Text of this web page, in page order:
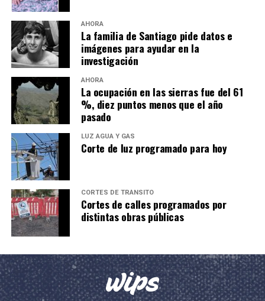
AHORA
La familia de Santiago pide datos e
imágenes para ayudar en la
investigación
AHORA
La ocupación en las sierras fue del 61
%, diez puntos menos que el año
pasado
LUZ AGUA Y GAS
Corte de luz programado para hoy
CORTES DE TRÁNSITO
Cortes de calles programados por
distintas obras públicas